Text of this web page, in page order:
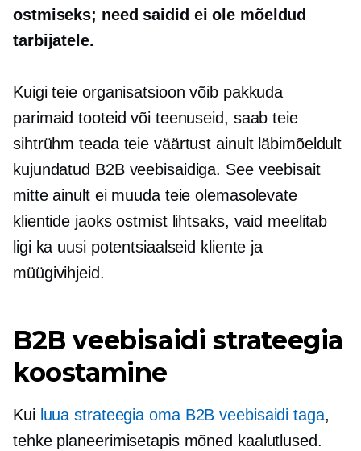
ostmiseks; need saidid ei ole mõeldud
tarbijatele.
Kuigi teie organisatsioon võib pakkuda
parimaid tooteid või teenuseid, saab teie
sihtrühm teada teie väärtust ainult läbimõeldult
kujundatud B2B veebisaidiga. See veebisait
mitte ainult ei muuda teie olemasolevate
klientide jaoks ostmist lihtsaks, vaid meelitab
ligi ka uusi potentsiaalseid kliente ja
müügivihjeid.
B2B veebisaidi strateegia
koostamine
Kui luua strateegia oma B2B veebisaidi taga,
tehke planeerimisetapis mõned kaalutlused.